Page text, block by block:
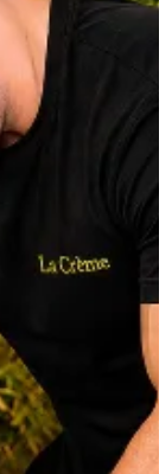
en tu día a día para